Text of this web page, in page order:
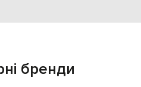
бренди